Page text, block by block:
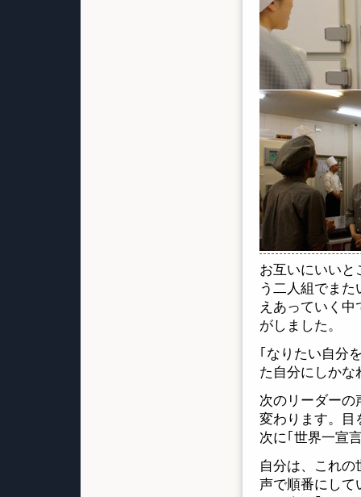
お互いにいいと
う二人組でま
えあっていく
がしました。
｢なりたい自分
た自分にしかな
次のリーダーの
変わります。目
次に｢世界一宣
自分は、これ
声で順番にして